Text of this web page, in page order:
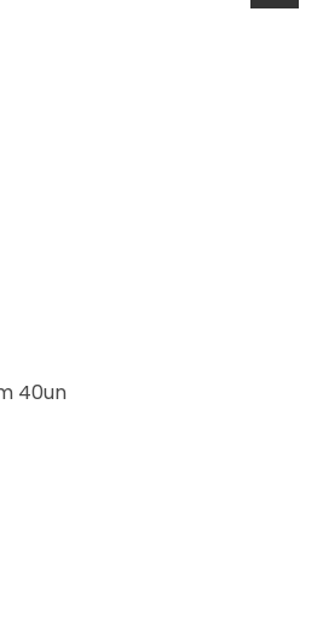
40un